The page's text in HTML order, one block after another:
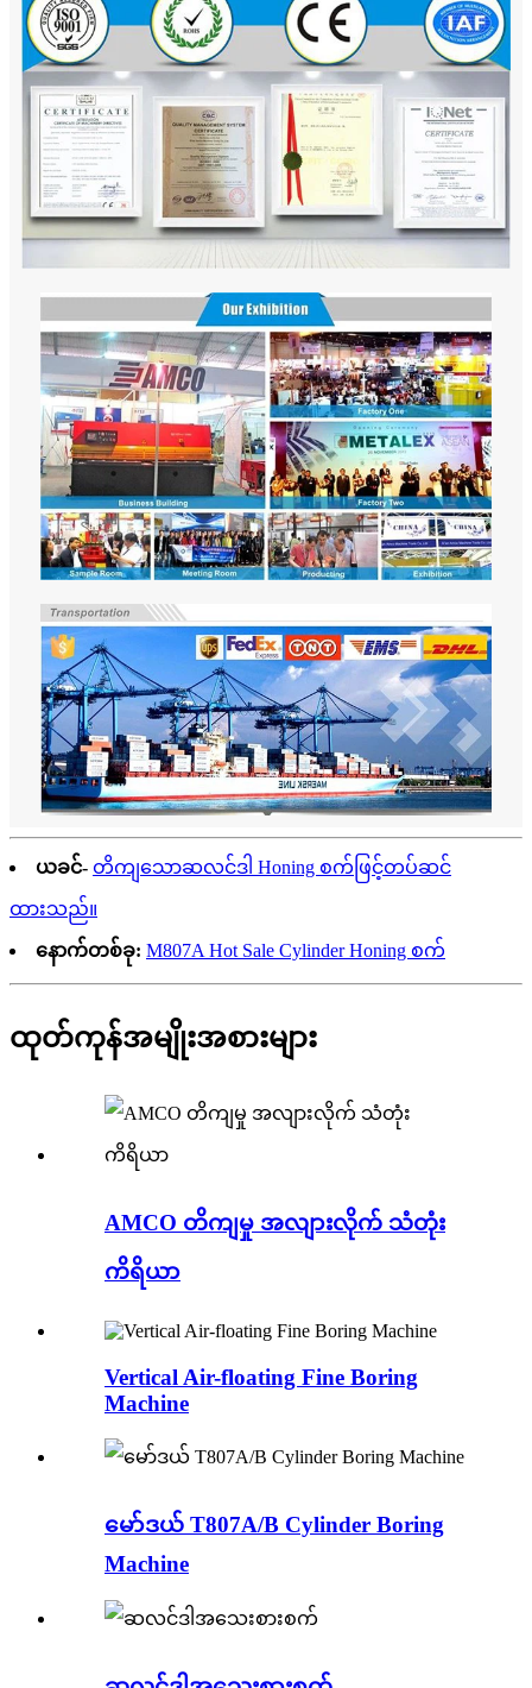
ယခင်- တိကျသောဆလင်ဒါ Honing စက်ဖြင့်တပ်ဆင်
ထားသည်။
နောက်တစ်ခု: M807A Hot Sale Cylinder Honing စက်
ထုတ်ကုန်အမျိုးအစားများ
AMCO တိကျမှု အလျားလိုက် သံတုံး
ကိရိယာ
Vertical Air-floating Fine Boring
Machine
မော်ဒယ် T807A/B Cylinder Boring
Machine